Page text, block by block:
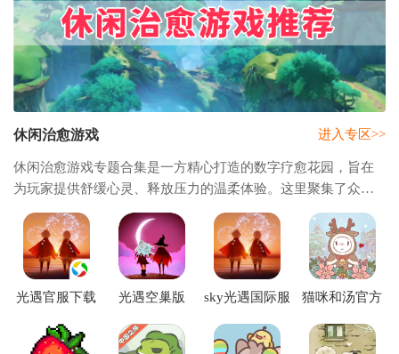
休闲治愈游戏
休闲治愈游戏专题合集是一方精心打造的数字疗愈花园，旨在
为玩家提供舒缓心灵、释放压力的温柔体验。这里聚集了众多
以柔和美学、宁静氛围与沉浸互动为核心的作品，它们弱化传
统游戏中的竞争与挑战，转而强调创造、探
进入专区>>
光遇官服下载
光遇空巢版
sky光遇国际服
2026
猫咪和汤官方